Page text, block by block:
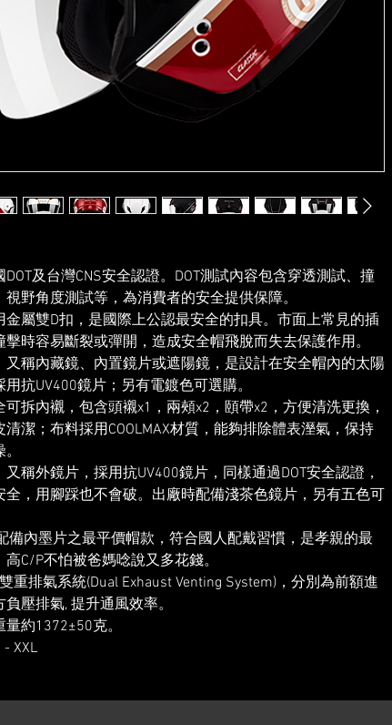
DOT及台灣CNS安全認證。DOT測試內容包含穿透測試、撞
視野角度測試等，為消費者的安全提供保障。
金屬雙D扣，是國際上公認最安全的扣具。市面上常見的插
擊時容易斷裂或彈開，造成安全帽飛脫而失去保護作用。
又稱內藏鏡、內置鏡片或遮陽鏡，是設計在安全帽內的太陽
用抗UV400鏡片；另有電鍍色可選購。
可拆內襯，包含頭襯x1，兩頰x2，頤帶x2，方便清洗更換，
清潔；布料採用COOLMAX材質，能夠排除體表溼氣，保持
又稱外鏡片，採用抗UV400鏡片，同樣通過DOT安全認證，
全，用腳踩也不會破。出廠時配備淺茶色鏡片，另有五色可
備內墨片之最平價帽款，符合國人配戴習慣，是孝親的最
C/P不怕被爸媽唸說又多花錢。
雙重排氣系統(Dual Exhaust Venting System)，分別為前額進
壓排氣, 提升通風效率。
約1372±50克。
XXL